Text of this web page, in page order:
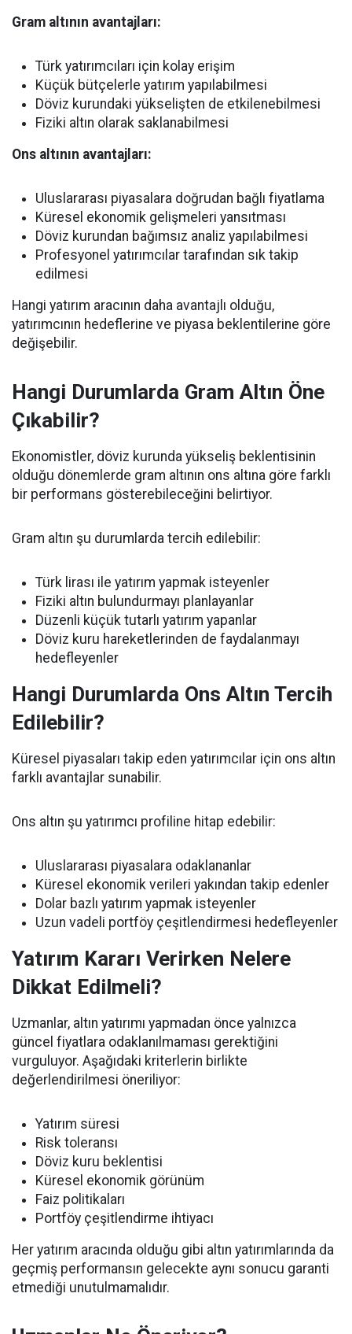
Gram altının avantajları:
Türk yatırımcıları için kolay erişim
Küçük bütçelerle yatırım yapılabilmesi
Döviz kurundaki yükselişten de etkilenebilmesi
Fiziki altın olarak saklanabilmesi
Ons altının avantajları:
Uluslararası piyasalara doğrudan bağlı fiyatlama
Küresel ekonomik gelişmeleri yansıtması
Döviz kurundan bağımsız analiz yapılabilmesi
Profesyonel yatırımcılar tarafından sık takip
edilmesi
Hangi yatırım aracının daha avantajlı olduğu,
yatırımcının hedeflerine ve piyasa beklentilerine göre
değişebilir.
Hangi Durumlarda Gram Altın Öne
Çıkabilir?
Ekonomistler, döviz kurunda yükseliş beklentisinin
olduğu dönemlerde gram altının ons altına göre farklı
bir performans gösterebileceğini belirtiyor.
Gram altın şu durumlarda tercih edilebilir:
Türk lirası ile yatırım yapmak isteyenler
Fiziki altın bulundurmayı planlayanlar
Düzenli küçük tutarlı yatırım yapanlar
Döviz kuru hareketlerinden de faydalanmayı
hedefleyenler
Hangi Durumlarda Ons Altın Tercih
Edilebilir?
Küresel piyasaları takip eden yatırımcılar için ons altın
farklı avantajlar sunabilir.
Ons altın şu yatırımcı profiline hitap edebilir:
Uluslararası piyasalara odaklananlar
Küresel ekonomik verileri yakından takip edenler
Dolar bazlı yatırım yapmak isteyenler
Uzun vadeli portföy çeşitlendirmesi hedefleyenler
Yatırım Kararı Verirken Nelere
Dikkat Edilmeli?
Uzmanlar, altın yatırımı yapmadan önce yalnızca
güncel fiyatlara odaklanılmaması gerektiğini
vurguluyor. Aşağıdaki kriterlerin birlikte
değerlendirilmesi öneriliyor:
Yatırım süresi
Risk toleransı
Döviz kuru beklentisi
Küresel ekonomik görünüm
Faiz politikaları
Portföy çeşitlendirme ihtiyacı
Her yatırım aracında olduğu gibi altın yatırımlarında da
geçmiş performansın gelecekte aynı sonucu garanti
etmediği unutulmamalıdır.